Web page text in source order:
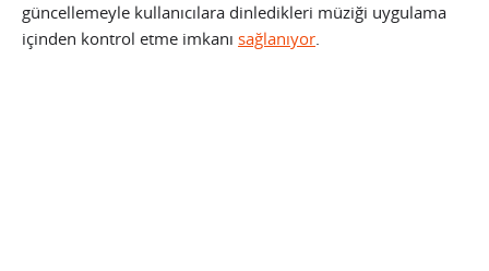
güncellemeyle kullanıcılara dinledikleri müziği uygulama
içinden kontrol etme imkanı sağlanıyor.